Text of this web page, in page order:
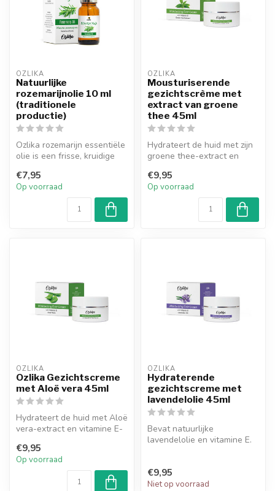
OZLIKA
Natuurlijke
rozemarijnolie 10 ml
(traditionele
productie)
Ozlika rozemarijn essentiële
olie is een frisse, kruidige
€7,95
Op voorraad
OZLIKA
Mousturiserende
gezichtscrème met
extract van groene
thee 45ml
Hydrateert de huid met zijn
groene thee-extract en
g...
€9,95
Op voorraad
OZLIKA
Ozlika Gezichtscreme
met Aloë vera 45ml
Hydrateert de huid met Aloë
vera-extract en vitamine E-
€9,95
Op voorraad
OZLIKA
Hydraterende
gezichtscreme met
lavendelolie 45ml
Bevat natuurlijke
lavendelolie en vitamine E.
€9,95
Niet op voorraad